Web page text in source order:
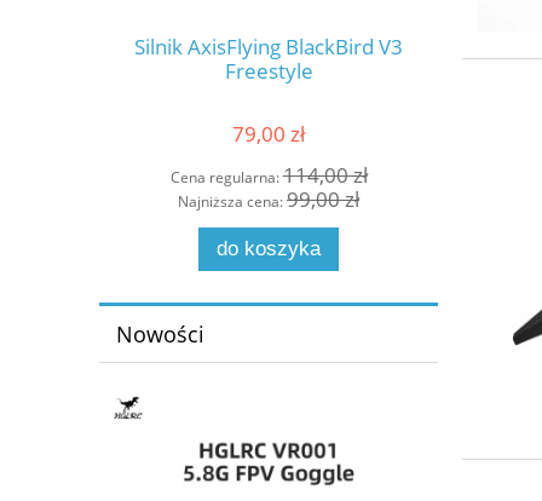
Silnik AxisFlying BlackBird V3
Freestyle
79,00 zł
Cena regularna:114,00 zł
Najniższa cena:99,00 zł
do koszyka
Nowości